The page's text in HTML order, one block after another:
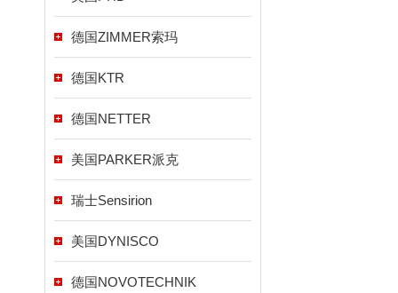
德国ZIMMER索玛
德国KTR
德国NETTER
美国PARKER派克
瑞士Sensirion
美国DYNISCO
德国NOVOTECHNIK